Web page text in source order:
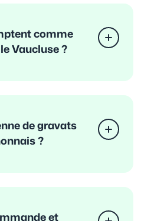
comme
Vaucluse ?
de gravats
?
et